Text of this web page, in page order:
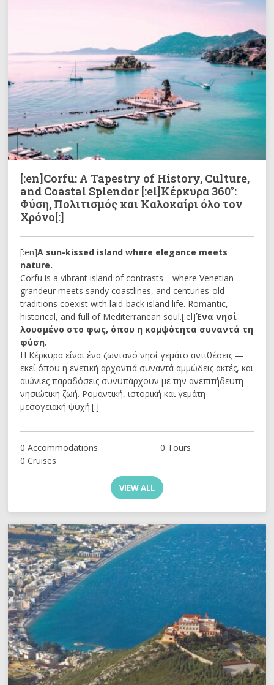
[:en]Corfu: A Tapestry of History, Culture,
and Coastal Splendor [:el]Κέρκυρα 360°:
Φύση, Πολιτισμός και Καλοκαίρι όλο τον
Χρόνο[:]
[:en]A sun-kissed island where elegance meets
nature.
Corfu is a vibrant island of contrasts—where Venetian
grandeur meets sandy coastlines, and centuries-old
traditions coexist with laid-back island life. Romantic,
historical, and full of Mediterranean soul.[:el]Ένα νησί
λουσμένο στο φως, όπου η κομψότητα συναντά τη
φύση.
Η Κέρκυρα είναι ένα ζωντανό νησί γεμάτο αντιθέσεις —
εκεί όπου η ενετική αρχοντιά συναντά αμμώδεις ακτές, και
αιώνιες παραδόσεις συνυπάρχουν με την ανεπιτήδευτη
νησιώτικη ζωή. Ρομαντική, ιστορική και γεμάτη
μεσογειακή ψυχή.[:]
0 Accommodations
0 Tours
0 Cruises
VIEW ALL